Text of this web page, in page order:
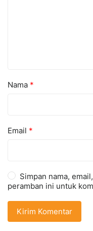
Nama *
Email *
Simpan nama,
peramban ini untuk